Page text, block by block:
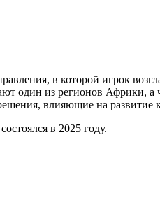
в которой игрок
один из регионов Африки, а
влияющие на развитие
в 2025 году.